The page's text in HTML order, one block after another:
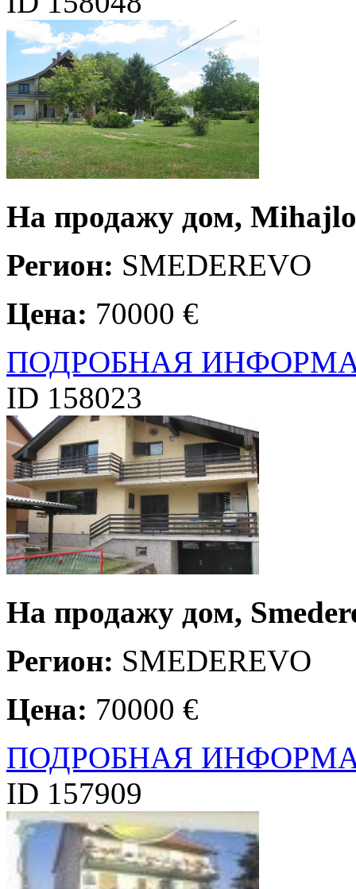
На продажу дом,
Регион: SMEDEREVO
Цена: 70000 €
ПОДРОБНАЯ
ID 158023
На продажу дом,
Регион: SMEDEREVO
Цена: 70000 €
ПОДРОБНАЯ
ID 157909